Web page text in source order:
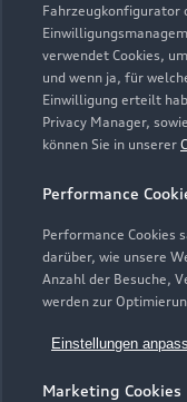
Fahrzeugkonfigurator
verwendet Cookies,
und wenn ja, für
Einwilligung erteilt
Privacy Manager,
können Sie in unserer
Performance
Performance Cookies
darüber, wie unsere
Anzahl der Besuche,
werden zur
Einstellungen
Marketing Cookies
Modelle
Elektromodelle
Plug-in-Hybride
Neuwagensuche
Service &
Saisonale Angebote
Audi Services
Garantie
Support
Über Audi